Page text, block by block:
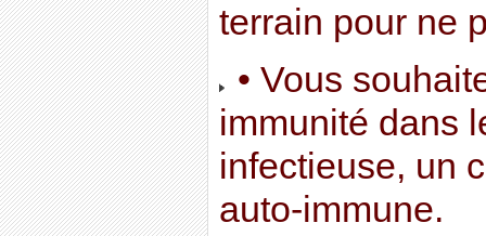
terrain pour ne
• Vous
immunité dans
infectieuse, un
auto-immune.